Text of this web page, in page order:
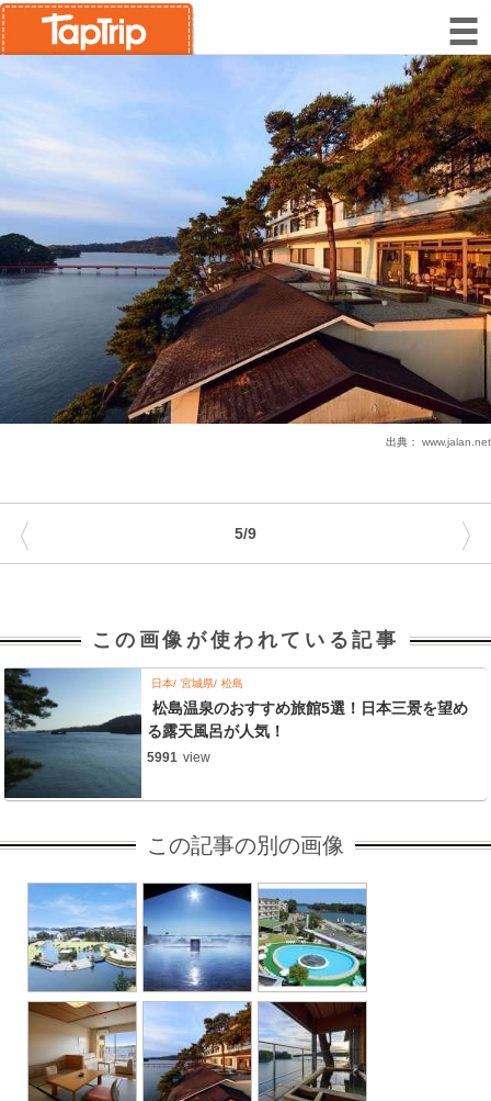
出典： www.jalan.net
5/9
〈 〉
この画像が使われている記事
日本 宮城県 松島
松島温泉のおすすめ旅館5選！日本三景を望め
る露天風呂が人気！
5991 view
この記事の別の画像